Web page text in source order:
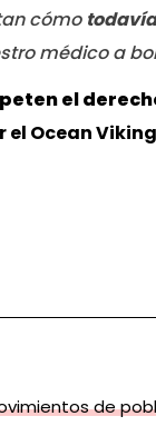
cómo
médico a
el
el Ocean
de